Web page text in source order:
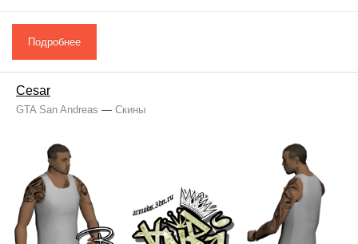
Подробнее
Cesar
GTA San Andreas — Скины